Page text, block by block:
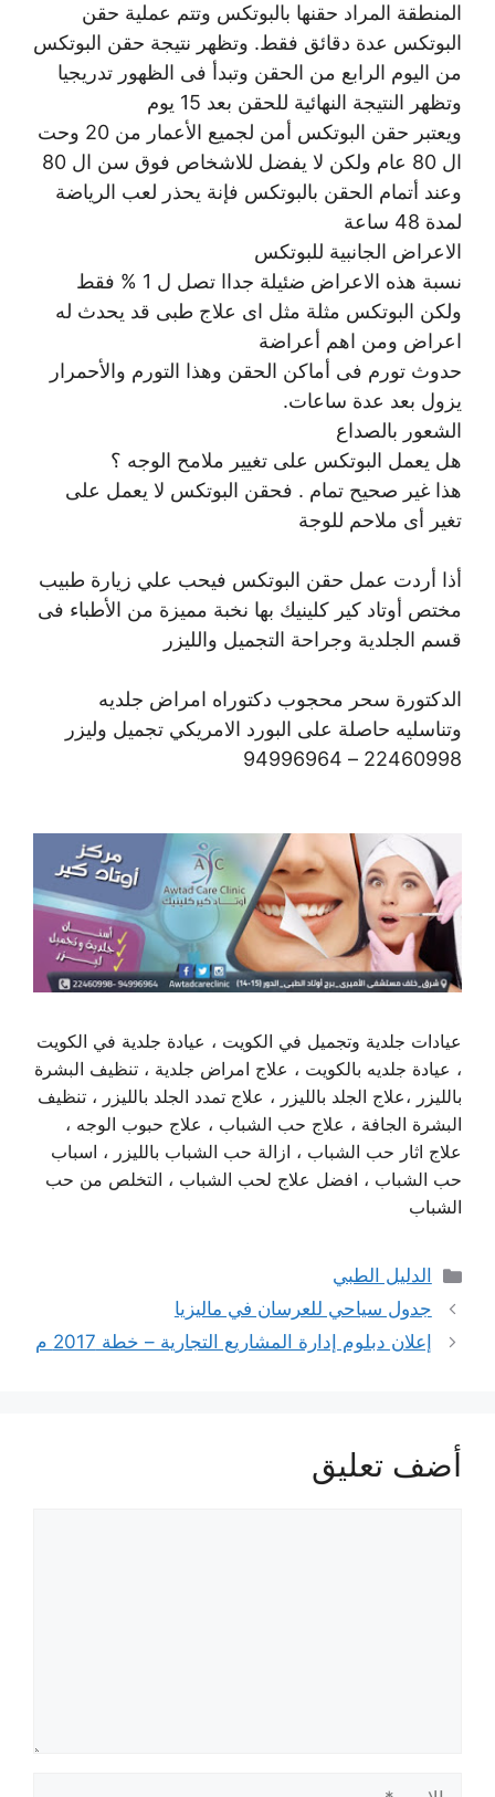
المنطقة المراد حقنها بالبوتكس وتتم عملية حقن
البوتكس عدة دقائق فقط. وتظهر نتيجة حقن البوتكس
من اليوم الرابع من الحقن وتبدأ فى الظهور تدريجيا
وتظهر النتيجة النهائية للحقن بعد 15 يوم
ويعتبر حقن البوتكس أمن لجميع الأعمار من 20 وحت
ال 80 عام ولكن لا يفضل للاشخاص فوق سن ال 80
وعند أتمام الحقن بالبوتكس فإنة يحذر لعب الرياضة
لمدة 48 ساعة
الاعراض الجانبية للبوتكس
نسبة هذه الاعراض ضئيلة جداا تصل ل 1 % فقط
ولكن البوتكس مثلة مثل اى علاج طبى قد يحدث له
اعراض ومن اهم أعراضة
حدوث تورم فى أماكن الحقن وهذا التورم والأحمرار
يزول بعد عدة ساعات.
الشعور بالصداع
هل يعمل البوتكس على تغيير ملامح الوجه ؟
هذا غير صحيح تمام . فحقن البوتكس لا يعمل على
تغير أى ملاحم للوجة
أذا أردت عمل حقن البوتكس فيحب علي زيارة طبيب
مختص أوتاد كير كلينيك بها نخبة مميزة من الأطباء فى
قسم الجلدية وجراحة التجميل والليزر
الدكتورة سحر محجوب دكتوراه امراض جلديه
وتناسليه حاصلة على البورد الامريكي تجميل وليزر
22460998 – 94996964
عيادات جلدية وتجميل في الكويت ، عيادة جلدية في الكويت
، عيادة جلديه بالكويت ، علاج امراض جلدية ، تنظيف البشرة
بالليزر ،علاج الجلد بالليزر ، علاج تمدد الجلد بالليزر ، تنظيف
البشرة الجافة ، علاج حب الشباب ، علاج حبوب الوجه ،
علاج اثار حب الشباب ، ازالة حب الشباب بالليزر ، اسباب
حب الشباب ، افضل علاج لحب الشباب ، التخلص من حب
الشباب
التصنيفات
الدليل الطبي
جدول سياحي للعرسان في ماليزيا
إعلان دبلوم إدارة المشاريع التجارية – خطة 2017 م
أضف تعليق
الاسم